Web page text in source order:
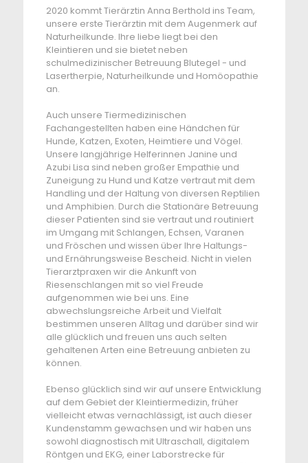
2020 kommt Tierärztin Anna Berthold ins Team,
unsere erste Tierärztin mit dem Augenmerk auf
Naturheilkunde. Ihre liebe liegt bei den
Kleintieren und sie bietet neben
schulmedizinischer Betreuung Blutegel - und
Lasertherpie, Naturheilkunde und Homöopathie
an.
Auch unsere Tiermedizinischen
Fachangestellten haben eine Händchen für
Hunde, Katzen, Exoten, Heimtiere und Vögel.
Unsere langjährige Helferinnen Janine und
Azubi Lisa sind neben großer Empathie und
Zuneigung zu Hund und Katze vertraut mit dem
Handling und der Haltung von diversen Reptilien
und Amphibien. Durch die Stationäre Betreuung
dieser Patienten sind sie vertraut und routiniert
im Umgang mit Schlangen, Echsen, Varanen
und Fröschen und wissen über Ihre Haltungs-
und Ernährungsweise Bescheid. Nicht in vielen
Tierarztpraxen wir die Ankunft von
Riesenschlangen mit so viel Freude
aufgenommen wie bei uns. Eine
abwechslungsreiche Arbeit und Vielfalt
bestimmen unseren Alltag und darüber sind wir
alle glücklich und freuen uns auch selten
gehaltenen Arten eine Betreuung anbieten zu
können.
Ebenso glücklich sind wir auf unsere Entwicklung
auf dem Gebiet der Kleintiermedizin, früher
vielleicht etwas vernachlässigt, ist auch dieser
Kundenstamm gewachsen und wir haben uns
sowohl diagnostisch mit Ultraschall, digitalem
Röntgen und EKG, einer Laborstrecke für